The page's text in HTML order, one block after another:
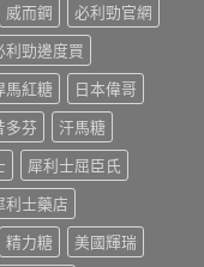
威而鋼
必利勁官網
利勁邊度買
馬紅糖
日本偉哥
多芬
汗馬糖
犀利士屈臣氏
利士藥店
精力糖 美國輝瑞